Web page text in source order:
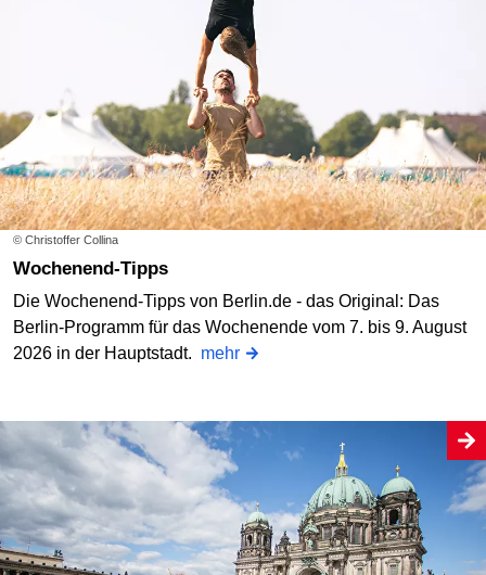
© Christoffer Collina
Wochenend-Tipps
Die Wochenend-Tipps von Berlin.de - das Original: Das
Berlin-Programm für das Wochenende vom 7. bis 9. August
2026 in der Hauptstadt. mehr